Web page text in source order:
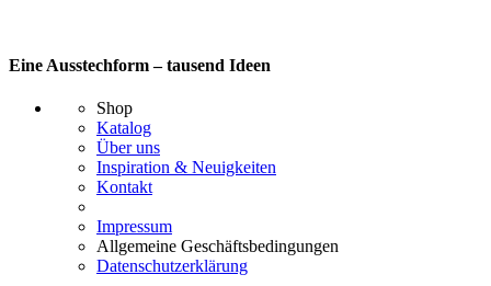
Eine Ausstechform – tausend Ideen
Shop
Katalog
Über uns
Inspiration & Neuigkeiten
Kontakt
Impressum
Allgemeine Geschäftsbedingungen
Datenschutzerklärung